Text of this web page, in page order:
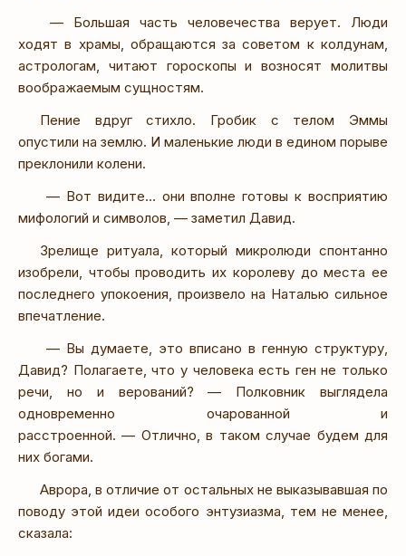
— Большая часть человечества верует. Люди
ходят в храмы, обращаются за советом к колдунам,
астрологам, читают гороскопы и возносят молитвы
воображаемым сущностям.
Пение вдруг стихло. Гробик с телом Эммы
опустили на землю. И маленькие люди в едином порыве
преклонили колени.
— Вот видите… они вполне готовы к восприятию
мифологий и символов, — заметил Давид.
Зрелище ритуала, который микролюди спонтанно
изобрели, чтобы проводить их королеву до места ее
последнего упокоения, произвело на Наталью сильное
впечатление.
— Вы думаете, это вписано в генную структуру,
Давид? Полагаете, что у человека есть ген не только
речи, но и верований? — Полковник выглядела
одновременно очарованной и
расстроенной. — Отлично, в таком случае будем для
них богами.
Аврора, в отличие от остальных не выказывавшая по
поводу этой идеи особого энтузиазма, тем не менее,
сказала: